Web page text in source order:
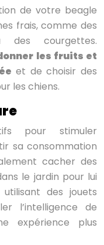
de votre beagle
frais, comme des
des courgettes.
les fruits et
et de choisir des
les chiens.
pour stimuler
sa consommation
cacher des
le jardin pour lui
des jouets
l’intelligence de
expérience plus